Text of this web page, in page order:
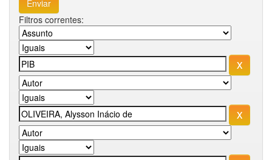
Filtros correntes: